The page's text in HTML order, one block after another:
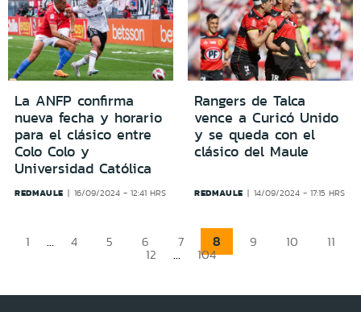
La ANFP confirma
nueva fecha y horario
para el clásico entre
Colo Colo y
Universidad Católica
REDMAULE 16/09/2024 - 12:41 HRS
Rangers de Talca
vence a Curicó Unido
y se queda con el
clásico del Maule
REDMAULE 14/09/2024 - 17:15 HRS
1 ... 4 5 6 7 8 9 10 11
12 ... 104